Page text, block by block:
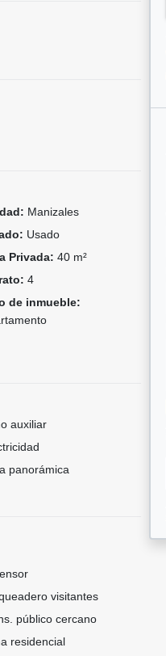
Manizales
Usado
Privada: 40 m²
4
de inmueble:
auxiliar
panorámica
visitantes
público cercano
residencial